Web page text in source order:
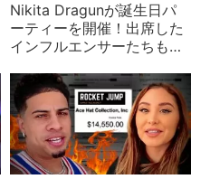
Nikita Dragunが誕生日パ
ーティーを開催！出席した
インフルエンサーたちも批